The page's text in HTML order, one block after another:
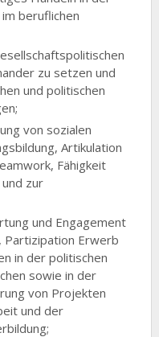
beruflichen
zu setzen und
und politischen
von sozialen
Artikulation
Fähigkeit
zur
und Engagement
Partizipation Erwerb
in der politischen
sowie in der
von Projekten
und der